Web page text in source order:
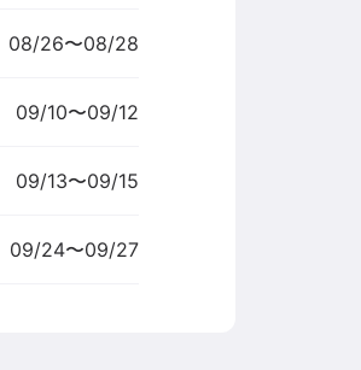
08/26〜08/28
09/10〜09/12
09/13〜09/15
09/24〜09/27